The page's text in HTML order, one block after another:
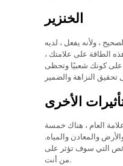
الخنزير
، ولأنه يفعل ، لديه
الطاقة على علامتك ،
على كونك شعبيًا وتحظى
الأخرى
العام ، هناك خمسة
والمعادن والمياه.
التي سوف تؤثر على
من أنت.